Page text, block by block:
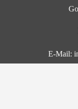
E-Mail: